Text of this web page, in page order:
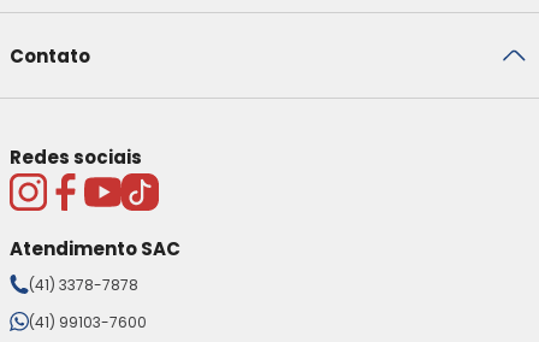
Contato
Redes sociais
Atendimento SAC
(41) 3378-7878
(41) 99103-7600